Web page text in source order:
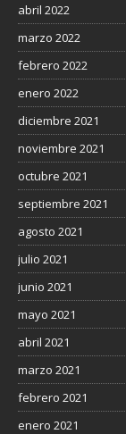
abril 2022
marzo 2022
febrero 2022
enero 2022
diciembre 2021
noviembre 2021
octubre 2021
septiembre 2021
agosto 2021
julio 2021
junio 2021
mayo 2021
abril 2021
marzo 2021
febrero 2021
enero 2021